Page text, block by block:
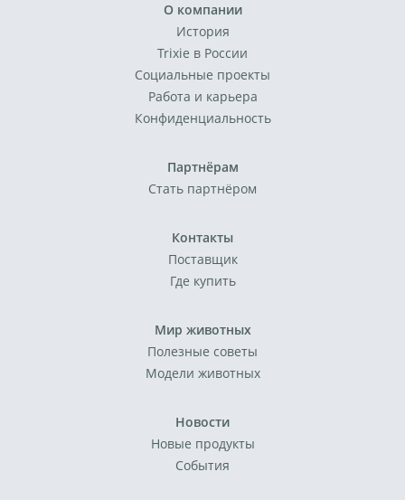
О компании
История
Trixie в России
Социальные проекты
Работа и карьера
Конфиденциальность
Партнёрам
Стать партнёром
Контакты
Поставщик
Где купить
Мир животных
Полезные советы
Модели животных
Новости
Новые продукты
События